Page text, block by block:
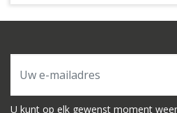
U kunt op elk gewenst moment